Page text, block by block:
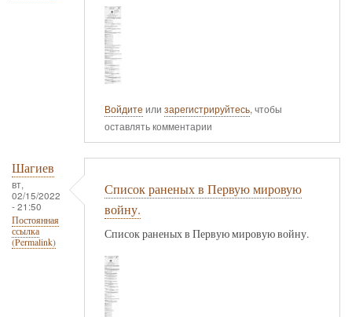
Войдите или зарегистрируйтесь, чтобы
оставлять комментарии
Шагиев
вт,
02/15/2022
- 21:50
Постоянная
ссылка
(Permalink)
Список раненых в Первую мировую
войну.
Список раненых в Первую мировую войну.